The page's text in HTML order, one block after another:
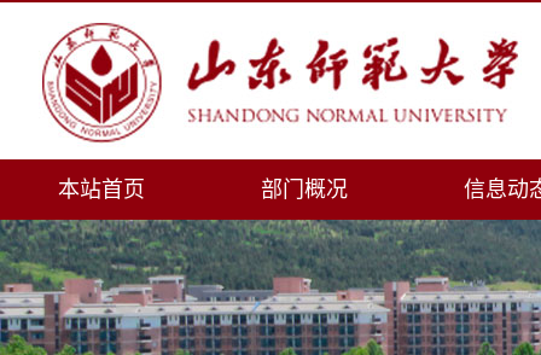
本站首页 部门概况 信息动